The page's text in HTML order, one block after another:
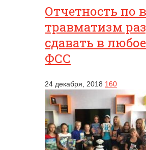
Отчетность по
травматизм
сдавать в
ФСС
24 декабря, 2018 160